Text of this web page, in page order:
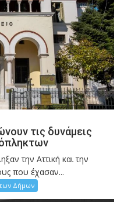
τις δυνάμεις
την Αττική και την
που έχασαν...
Δήμων